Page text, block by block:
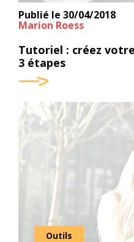
Publié le 30/04/2018
Marion Roess
Tutoriel : créez
3 étapes
Outils